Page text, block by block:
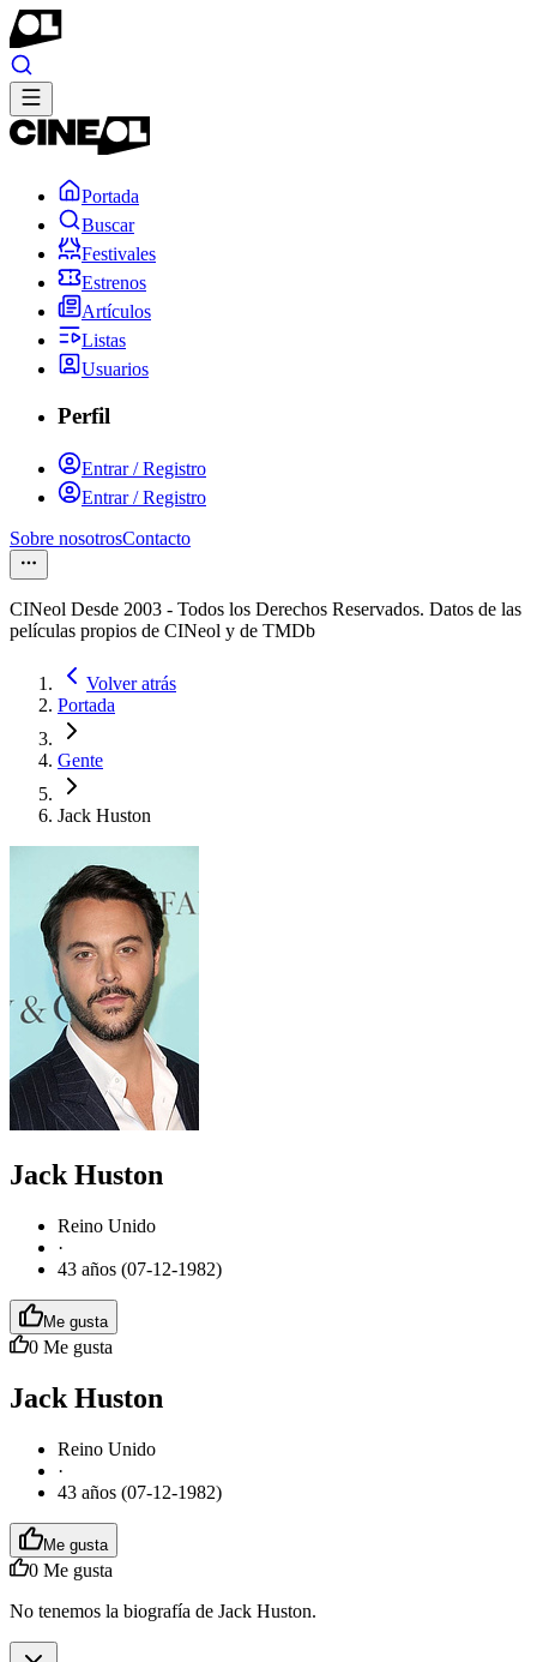
Portada
Buscar
Festivales
Estrenos
Artículos
Listas
Usuarios
Perfil
Entrar / Registro
Entrar / Registro
Sobre nosotrosContacto
CINeol Desde 2003 - Todos los Derechos Reservados. Datos de las
películas propios de CINeol y de TMDb
Volver atrás
Portada
Gente
Jack Huston
Jack Huston
Reino Unido
·
43 años (07-12-1982)
Me gusta
0 Me gusta
Jack Huston
Reino Unido
·
43 años (07-12-1982)
Me gusta
0 Me gusta
No tenemos la biografía de Jack Huston.